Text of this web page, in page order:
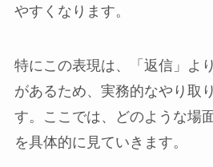
やすくなります。
特にこの表現は、「返信」よ
があるため、実務的なやり取
す。ここでは、どのような場
を具体的に見ていきます。